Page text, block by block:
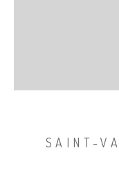
SAINT-